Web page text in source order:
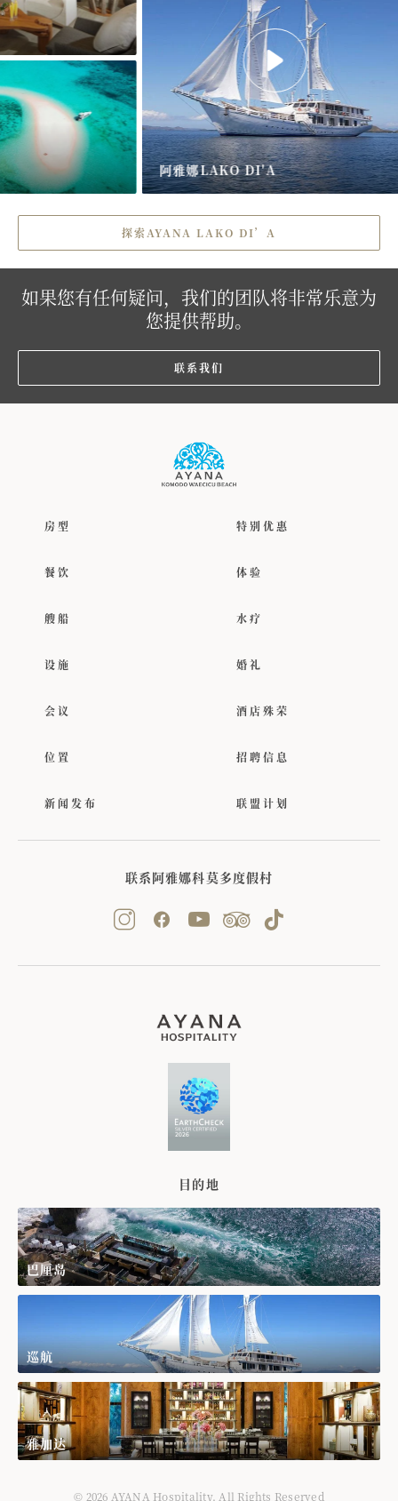
阿雅娜LAKO DI'A
探索AYANA LAKO DI’A
如果您有任何疑问，我们的团队将非常乐意为
您提供帮助。
联系我们
房型 特别优惠
餐饮 体验
艘船 水疗
设施 婚礼
会议 酒店殊荣
位置 招聘信息
新闻发布 联盟计划
联系阿雅娜科莫多度假村
目的地
巴厘岛
巡航
雅加达
© 2026 AYANA Hospitality. All Rights Reserved